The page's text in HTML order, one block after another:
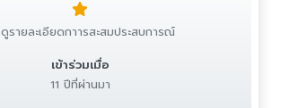
ดูรายละเอียดกาารสะสมประสบการณ์
เข้าร่วมเมื่อ
11 ปีที่ผ่านมา